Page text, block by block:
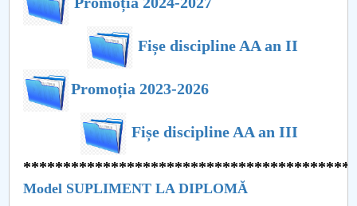
Ghiduri pentru STUDENȚI
Relații Publice
Relații Internaționale
Proiect PRIM STUD
Fișe discipline AA an II
Promoția 2023-2026
Fișe discipline AA an III
Model SUPLIMENT LA DIPLOMĂ